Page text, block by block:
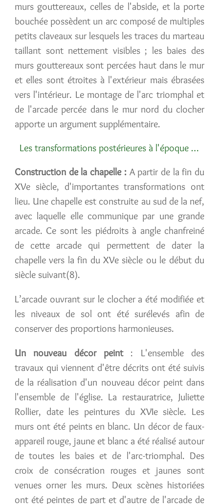
murs gouttereaux, celles de l'abside, et la porte
bouchée possèdent un arc composé de multiples
petits claveaux sur lesquels les traces du marteau
taillant sont nettement visibles ; les baies des
murs gouttereaux sont percées haut dans le mur
et elles sont étroites à l'extérieur mais ébrasées
vers l'intérieur. Le montage de l'arc triomphal et
de l'arcade percée dans le mur nord du clocher
apporte un argument supplémentaire.
Les transformations postérieures à l'époque romane
Construction de la chapelle : A partir de la fin du
XVe siècle, d'importantes transformations ont
lieu. Une chapelle est construite au sud de la nef,
avec laquelle elle communique par une grande
arcade. Ce sont les piédroits à angle chanfreiné
de cette arcade qui permettent de dater la
chapelle vers la fin du XVe siècle ou le début du
siècle suivant(8).
L’arcade ouvrant sur le clocher a été modifiée et
les niveaux de sol ont été surélevés afin de
conserver des proportions harmonieuses.
Un nouveau décor peint: L'ensemble des
travaux qui viennent d'être décrits ont été suivis
de la réalisation d'un nouveau décor peint dans
l'ensemble de l'église. La restauratrice, Juliette
Rollier, date les peintures du XVIe siècle. Les
murs ont été peints en blanc. Un décor de faux-
appareil rouge, jaune et blanc a été réalisé autour
de toutes les baies et de l'arc-triomphal. Des
croix de consécration rouges et jaunes sont
venues orner les murs. Deux scènes historiées
ont été peintes de part et d'autre de l'arcade de